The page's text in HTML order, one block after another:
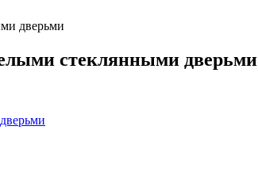
дверьми
стеклянными дверьми